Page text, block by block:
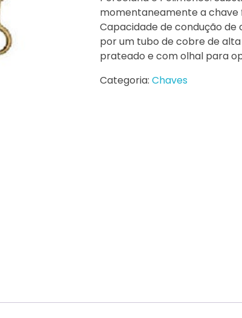
momentaneamente a chave
Capacidade de condução
por um tubo de cobre de
prateado e com olhal para
Categoria:Chaves